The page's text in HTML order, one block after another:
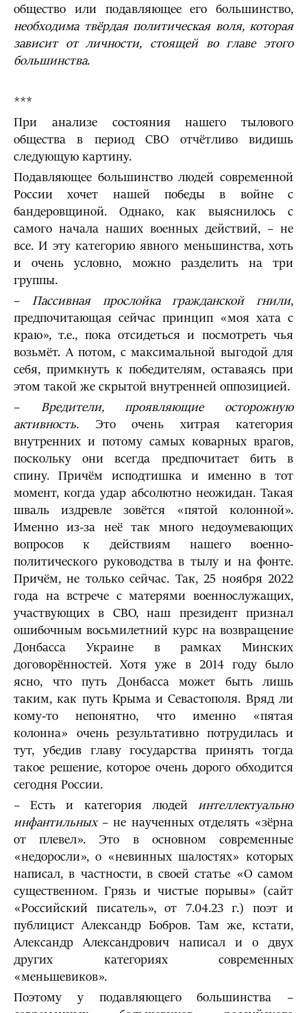
общество или подавляющее его большинство,
необходима твёрдая политическая воля, которая
зависит от личности, стоящей во главе этого
большинства.
***
При анализе состояния нашего тылового
общества в период СВО отчётливо видишь
следующую картину.
Подавляющее большинство людей современной
России хочет нашей победы в войне с
бандеровщиной. Однако, как выяснилось с
самого начала наших военных действий, – не
все. И эту категорию явного меньшинства, хоть
и очень условно, можно разделить на три
группы.
– Пассивная прослойка гражданской гнили,
предпочитающая сейчас принцип «моя хата с
краю», т.е., пока отсидеться и посмотреть чья
возьмёт. А потом, с максимальной выгодой для
себя, примкнуть к победителям, оставаясь при
этом такой же скрытой внутренней оппозицией.
– Вредители, проявляющие осторожную
активность. Это очень хитрая категория
внутренних и потому самых коварных врагов,
поскольку они всегда предпочитает бить в
спину. Причём исподтишка и именно в тот
момент, когда удар абсолютно неожидан. Такая
шваль издревле зовётся «пятой колонной».
Именно из-за неё так много недоумевающих
вопросов к действиям нашего военно-
политического руководства в тылу и на фонте.
Причём, не только сейчас. Так, 25 ноября 2022
года на встрече с матерями военнослужащих,
участвующих в СВО, наш президент признал
ошибочным восьмилетний курс на возвращение
Донбасса Украине в рамках Минских
договорённостей. Хотя уже в 2014 году было
ясно, что путь Донбасса может быть лишь
таким, как путь Крыма и Севастополя. Вряд ли
кому-то непонятно, что именно «пятая
колонна» очень результативно потрудилась и
тут, убедив главу государства принять тогда
такое решение, которое очень дорого обходится
сегодня России.
– Есть и категория людей интеллектуально
инфантильных– не наученных отделять «зёрна
от плевел». Это в основном современные
«недоросли», о «невинных шалостях» которых
написал, в частности, в своей статье «О самом
существенном. Грязь и чистые порывы» (сайт
«Российский писатель», от 7.04.23 г.) поэт и
публицист Александр Бобров. Там же, кстати,
Александр Александрович написал и о двух
других категориях современных
«меньшевиков».
Поэтому у подавляющего большинства –